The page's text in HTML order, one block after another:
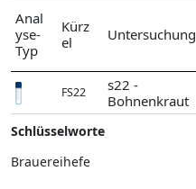
Anal
yse-
Typ
Kürz
el
Untersuchung
FS22
s22 -
Bohnenkraut
Schlüsselworte
Brauereihefe